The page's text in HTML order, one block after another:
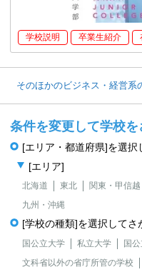
学校説明 卒業生紹介
そのほかのビジネス・経営系
条件を変更して学校を
[エリア・都道府県]を選択
[エリア]
北海道 東北 関東・甲信越
九州・沖縄
[学校の種類]を選択してさ
国公立大学 私立大学 国
文科省以外の省庁所管の学校